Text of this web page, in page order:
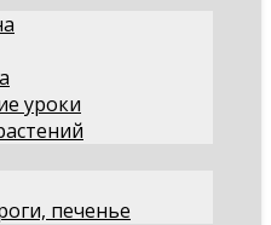
уроки
печенье